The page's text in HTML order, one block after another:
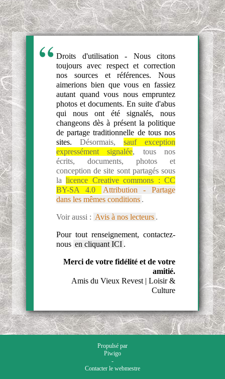
Droits d'utilisation - Nous citons
toujours avec respect et correction
nos sources et références. Nous
aimerions bien que vous en fassiez
autant quand vous nous empruntez
photos et documents. En suite d'abus
qui nous ont été signalés, nous
changeons dès à présent la politique
de partage traditionnelle de tous nos
sites. Désormais, sauf exception
expressément signalée, tous nos
écrits, documents, photos et
conception de site sont partagés sous
lalicence Creative commons :CC
BY-SA 4.0
Attribution - Partage
dans les mêmes conditions .
Voir aussi : Avis à nos lecteurs .
Pour tout renseignement, contactez-
nous en cliquant ICI .
Merci de votre fidélité et de votre
amitié.
Amis du Vieux Revest | Loisir &
Culture
Propulsé par
Piwigo
-
Contacter le webmestre